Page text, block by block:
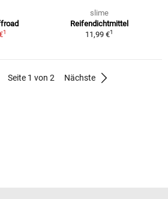
1
slime
Reifendichtmittel
11,99 €1
Seite 1 von 2 Nächste